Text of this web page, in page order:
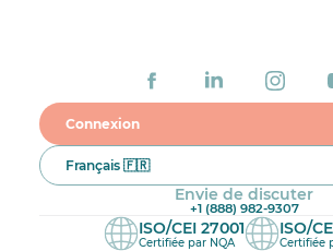
Connexion
Français 🇫🇷
Envie de discuter
+1 (888) 982-9307
ISO/CEI 27001
Certifiée par NQA
ISO/
Certifiée